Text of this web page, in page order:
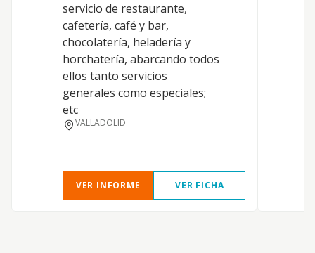
servicio de restaurante,
cafetería, café y bar,
chocolatería, heladería y
horchatería, abarcando todos
ellos tanto servicios
generales como especiales;
etc
VALLADOLID
VER INFORME VER FICHA